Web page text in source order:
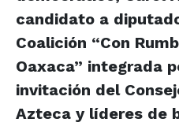
candidato a
Coalición “Con
Oaxaca” integrada
invitación del
Azteca y líderes de